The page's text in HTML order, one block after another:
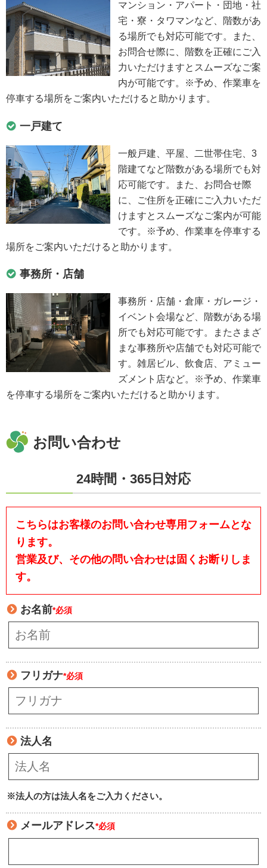
マンション・アパート・団地・社
宅・寮・タワマンなど、階数があ
る場所でも対応可能です。また、
お問合せ際に、階数を正確にご入
力いただけますとスムーズなご案
内が可能です。※予め、作業車を
停車する場所をご案内いただけると助かります。
一戸建て
一般戸建、平屋、二世帯住宅、3
階建てなど階数がある場所でも対
応可能です。また、お問合せ際
に、ご住所を正確にご入力いただ
けますとスムーズなご案内が可能
です。※予め、作業車を停車する
場所をご案内いただけると助かります。
事務所・店舗
事務所・店舗・倉庫・ガレージ・
イベント会場など、階数がある場
所でも対応可能です。またさまざ
まな事務所や店舗でも対応可能で
す。雑居ビル、飲食店、アミュー
ズメント店など。※予め、作業車
を停車する場所をご案内いただけると助かります。
お問い合わせ
24時間・365日対応
こちらはお客様のお問い合わせ専用フォームとな
ります。
営業及び、その他の問い合わせは固くお断りしま
す。
お名前*必須
フリガナ*必須
法人名
※法人の方は法人名をご入力ください。
メールアドレス*必須